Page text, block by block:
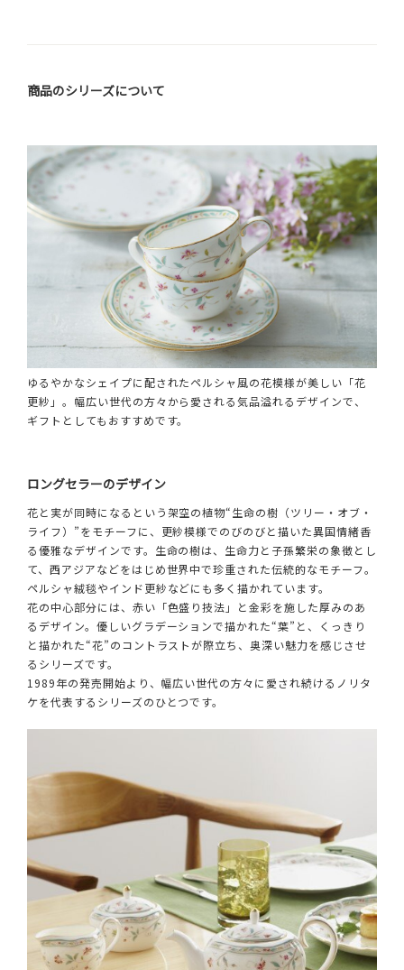
商品のシリーズについて
ゆるやかなシェイプに配されたペルシャ風の花模様が美しい「花
更紗」。幅広い世代の方々から愛される気品溢れるデザインで、
ギフトとしてもおすすめです。
ロングセラーのデザイン
花と実が同時になるという架空の植物“生命の樹（ツリー・オブ・
ライフ）”をモチーフに、更紗模様でのびのびと描いた異国情緒香
る優雅なデザインです。生命の樹は、生命力と子孫繁栄の象徴とし
て、西アジアなどをはじめ世界中で珍重された伝統的なモチーフ。
ペルシャ絨毯やインド更紗などにも多く描かれています。
花の中心部分には、赤い「色盛り技法」と金彩を施した厚みのあ
るデザイン。優しいグラデーションで描かれた“葉”と、くっきり
と描かれた“花”のコントラストが際立ち、奥深い魅力を感じさせ
るシリーズです。
1989年の発売開始より、幅広い世代の方々に愛され続けるノリタ
ケを代表するシリーズのひとつです。